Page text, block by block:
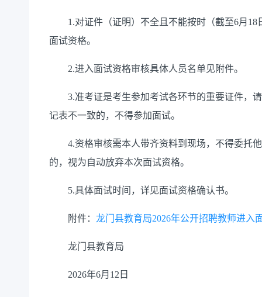
1.对证件（证明）不全且不能按时（截至6月18
面试资格。
2.进入面试资格审核具体人员名单见附件。
3.准考证是考生参加考试各环节的重要证件，请
记表不一致的，不得参加面试。
4.资格审核需本人带齐资料到现场，不得委托他
的，视为自动放弃本次面试资格。
5.具体面试时间，详见面试资格确认书。
附件： 龙门县教育局2026年公开招聘教师进入
龙门县教育局
2026年6月12日